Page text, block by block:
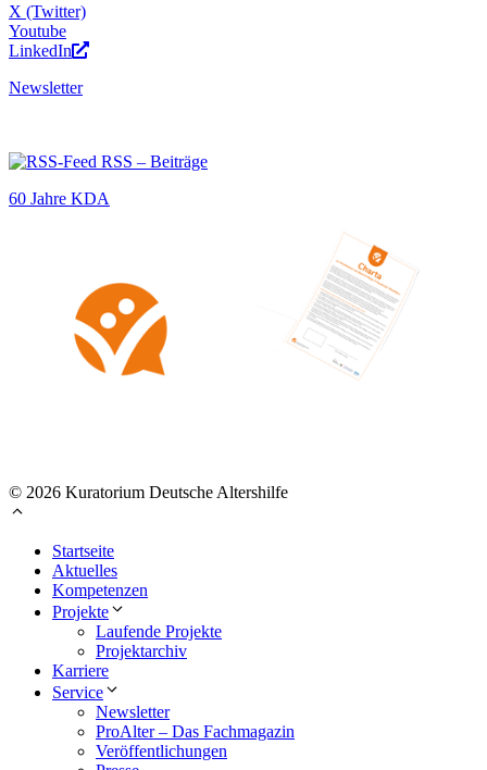
X (Twitter)
Youtube
LinkedIn
Newsletter
RSS – Beiträge
60 Jahre KDA
© 2026 Kuratorium Deutsche Altershilfe
Startseite
Aktuelles
Kompetenzen
Projekte
Laufende Projekte
Projektarchiv
Karriere
Service
Newsletter
ProAlter – Das Fachmagazin
Veröffentlichungen